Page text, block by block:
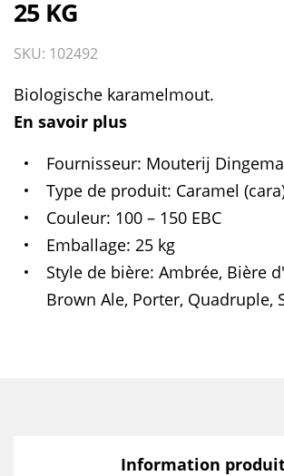
25 KG
SKU: 102492
Biologische karamelmout.
En savoir plus
Fournisseur Mouterij
Type de produit Caramel
Couleur 100 – 150 EBC
Emballage 25 kg
Style de bière Ambrée, Bière
Brown Ale, Porter, Quadruple,
Information